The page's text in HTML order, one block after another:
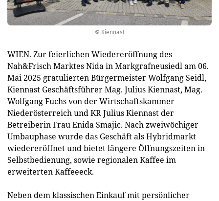
© Kiennast
WIEN. Zur feierlichen Wiedereröffnung des
Nah&Frisch Marktes Nida in Markgrafneusiedl am 06.
Mai 2025 gratulierten Bürgermeister Wolfgang Seidl,
Kiennast Geschäftsführer Mag. Julius Kiennast, Mag.
Wolfgang Fuchs von der Wirtschaftskammer
Niederösterreich und KR Julius Kiennast der
Betreiberin Frau Enida Smajic. Nach zweiwöchiger
Umbauphase wurde das Geschäft als Hybridmarkt
wiedereröffnet und bietet längere Öffnungszeiten in
Selbstbedienung, sowie regionalen Kaffee im
erweiterten Kaffeeeck.
Neben dem klassischen Einkauf mit persönlicher